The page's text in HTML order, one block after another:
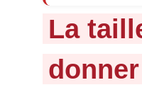
La